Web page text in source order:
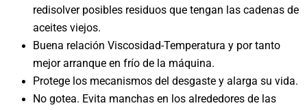
redisolver posibles residuos que tengan las cadenas de
aceites viejos.
Buena relación Viscosidad-Temperatura y por tanto
mejor arranque en frío de la máquina.
Protege los mecanismos del desgaste y alarga su vida.
No gotea. Evita manchas en los alrededores de las